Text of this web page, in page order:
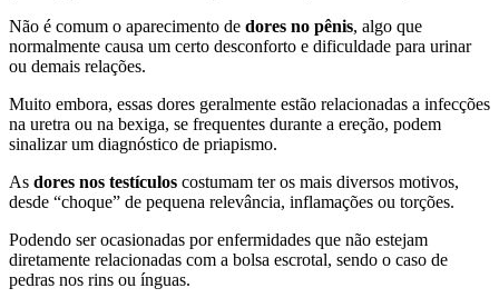
Não é comum o aparecimento de dores no pênis, algo que
normalmente causa um certo desconforto e dificuldade para urinar
ou demais relações.
Muito embora, essas dores geralmente estão relacionadas a infecções
na uretra ou na bexiga, se frequentes durante a ereção, podem
sinalizar um diagnóstico de priapismo.
As dores nos testículos costumam ter os mais diversos motivos,
desde “choque” de pequena relevância, inflamações ou torções.
Podendo ser ocasionadas por enfermidades que não estejam
diretamente relacionadas com a bolsa escrotal, sendo o caso de
pedras nos rins ou ínguas.